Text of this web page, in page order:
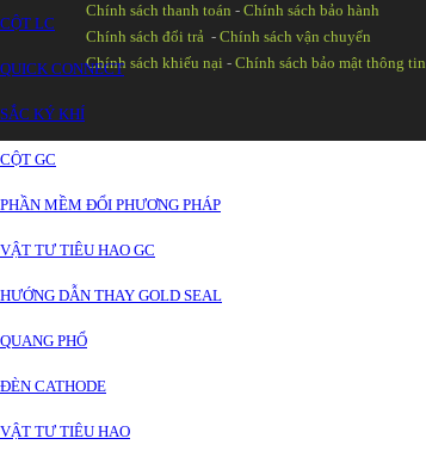
CỘT LC
QUICK CONNECT
SẮC KÝ KHÍ
CỘT GC
PHẦN MỀM ĐỔI PHƯƠNG PHÁP
VẬT TƯ TIÊU HAO GC
HƯỚNG DẪN THAY GOLD SEAL
QUANG PHỔ
ĐÈN CATHODE
VẬT TƯ TIÊU HAO
Chính sách thanh toán - Chính sách bảo hành
Chính sách đổi trả - Chính sách vận chuyển
Chính sách khiếu nại - Chính sách bảo mật thông tin